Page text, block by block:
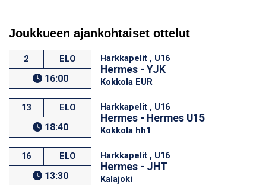
Joukkueen ajankohtaiset ottelut
2 ELO
16:00
Harkkapelit , U16
Hermes - YJK
Kokkola EUR
13 ELO
18:40
Harkkapelit , U16
Hermes - Hermes U15
Kokkola hh1
16 ELO
13:30
Harkkapelit , U16
Hermes - JHT
Kalajoki